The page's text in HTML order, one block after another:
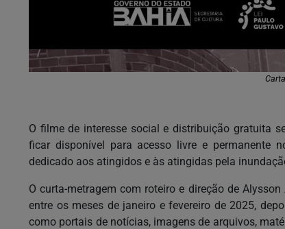
O filme de interesse social e distribuição gratuita
ficar disponível para acesso livre e permanente
dedicado aos atingidos e às atingidas pela
O curta-metragem com roteiro e direção de
entre os meses de janeiro e fevereiro de 2025,
como portais de notícias, imagens de arquivos,